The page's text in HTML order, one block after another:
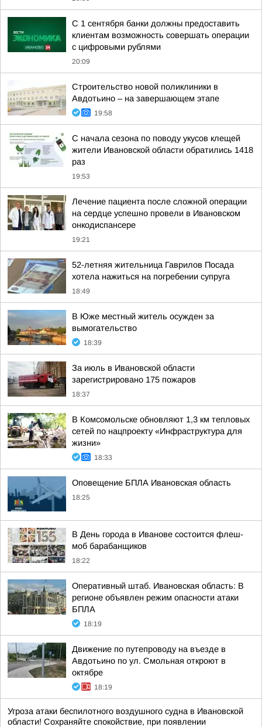
С 1 сентября банки должны предоставить
клиентам возможность совершать операции
с цифровыми рублями
20:09
Строительство новой поликлиники в
Авдотьино – на завершающем этапе
19:58
С начала сезона по поводу укусов клещей
жители Ивановской области обратились 1418
раз
19:53
Лечение пациента после сложной операции
на сердце успешно провели в Ивановском
онкодиспансере
19:21
52-летняя жительница Гаврилов Посада
хотела нажиться на погребении супруга
18:49
В Юже местный житель осужден за
вымогательство
18:39
За июль в Ивановской области
зарегистрировано 175 пожаров
18:37
В Комсомольске обновляют 1,3 км тепловых
сетей по нацпроекту «Инфраструктура для
жизни»
18:33
Оповещение БПЛА Ивановская область
18:25
В День города в Иванове состоится флеш-
моб барабанщиков
18:22
Оперативный штаб. Ивановская область: В
регионе объявлен режим опасности атаки
БПЛА
18:19
Движение по путепроводу на въезде в
Авдотьино по ул. Смольная откроют в
октябре
18:19
Угроза атаки беспилотного воздушного судна в Ивановской
области! Сохраняйте спокойствие, при появлении